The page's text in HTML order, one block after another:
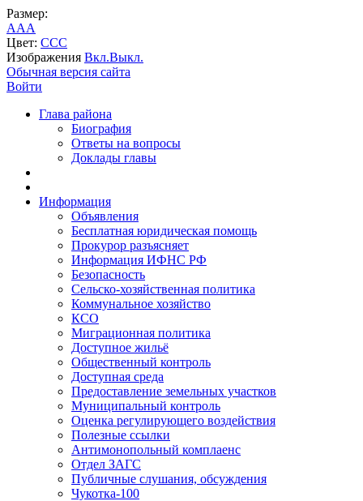
Размер:
AAA
Цвет: CCC
Изображения Вкл.Выкл.
Обычная версия сайта
Войти
Глава района
Биография
Ответы на вопросы
Доклады главы
Информация
Объявления
Бесплатная юридическая помощь
Прокурор разъясняет
Информация ИФНС РФ
Безопасность
Сельско-хозяйственная политика
Коммунальное хозяйство
КСО
Миграционная политика
Доступное жильё
Общественный контроль
Доступная среда
Предоставление земельных участков
Муниципальный контроль
Оценка регулирующего воздействия
Полезные ссылки
Антимонопольный комплаенс
Отдел ЗАГС
Публичные слушания, обсуждения
Чукотка-100